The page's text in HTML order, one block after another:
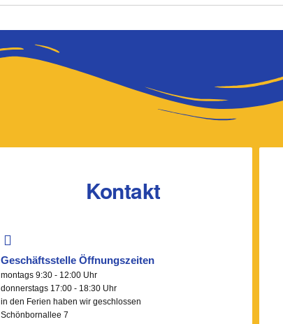
Kontakt
Geschäftsstelle Öffnungszeiten
montags 9:30 - 12:00 Uhr
donnerstags 17:00 - 18:30 Uhr
in den Ferien haben wir geschlossen
Schönbornallee 7